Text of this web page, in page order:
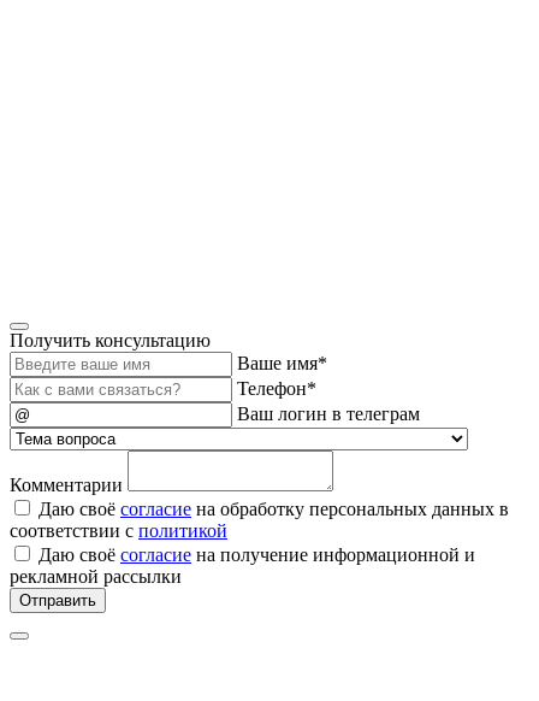
Получить консультацию
Ваше имя*
Телефон*
Ваш логин в телеграм
Комментарии
Даю своё согласие на обработку персональных данных в
соответствии с политикой
Даю своё согласие на получение информационной и
рекламной рассылки
Отправить